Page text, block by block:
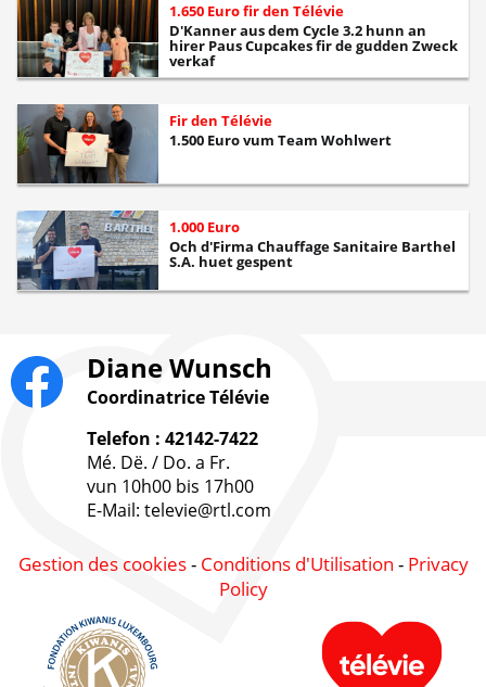
1.650 Euro fir den Télévie
D'Kanner aus dem Cycle 3.2 hunn an
hirer Paus Cupcakes fir de gudden Zweck
verkaf
Fir den Télévie
1.500 Euro vum Team Wohlwert
1.000 Euro
Och d'Firma Chauffage Sanitaire Barthel
S.A. huet gespent
Diane Wunsch
Coordinatrice Télévie
Telefon : 42142-7422
Mé. Dë. / Do. a Fr.
vun 10h00 bis 17h00
E-Mail: televie@rtl.com
Gestion des cookies- Conditions d'Utilisation - Privacy
Policy